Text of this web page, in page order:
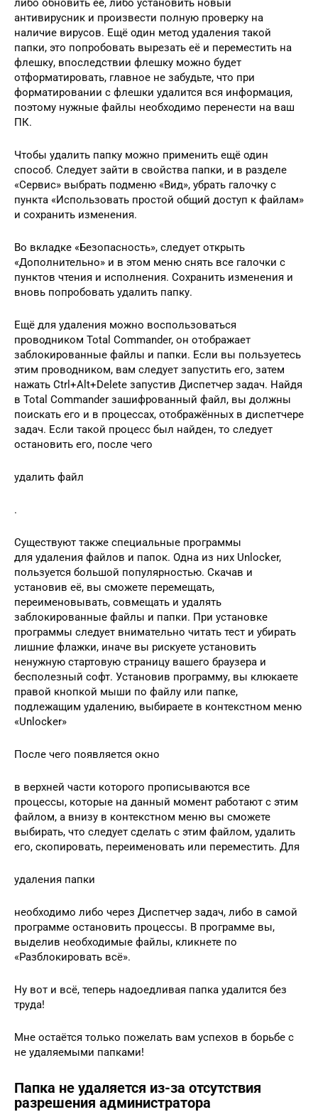
либо обновить её, либо установить новый
антивирусник и произвести полную проверку на
наличие вирусов. Ещё один метод удаления такой
папки, это попробовать вырезать её и переместить на
флешку, впоследствии флешку можно будет
отформатировать, главное не забудьте, что при
форматировании с флешки удалится вся информация,
поэтому нужные файлы необходимо перенести на ваш
ПК.
Чтобы удалить папку можно применить ещё один
способ. Следует зайти в свойства папки, и в разделе
«Сервис» выбрать подменю «Вид», убрать галочку с
пункта «Использовать простой общий доступ к файлам»
и сохранить изменения.
Во вкладке «Безопасность», следует открыть
«Дополнительно» и в этом меню снять все галочки с
пунктов чтения и исполнения. Сохранить изменения и
вновь попробовать удалить папку.
Ещё для удаления можно воспользоваться
проводником Total Commander, он отображает
заблокированные файлы и папки. Если вы пользуетесь
этим проводником, вам следует запустить его, затем
нажать Ctrl+Alt+Delete запустив Диспетчер задач. Найдя
в Total Commander зашифрованный файл, вы должны
поискать его и в процессах, отображённых в диспетчере
задач. Если такой процесс был найден, то следует
остановить его, после чего
удалить файл
.
Существуют также специальные программы
для удаления файлов и папок. Одна из них Unlocker,
пользуется большой популярностью. Скачав и
установив её, вы сможете перемещать,
переименовывать, совмещать и удалять
заблокированные файлы и папки. При установке
программы следует внимательно читать тест и убирать
лишние флажки, иначе вы рискуете установить
ненужную стартовую страницу вашего браузера и
бесполезный софт. Установив программу, вы клюкаете
правой кнопкой мыши по файлу или папке,
подлежащим удалению, выбираете в контекстном меню
«Unlocker»
После чего появляется окно
в верхней части которого прописываются все
процессы, которые на данный момент работают с этим
файлом, а внизу в контекстном меню вы сможете
выбирать, что следует сделать с этим файлом, удалить
его, скопировать, переименовать или переместить. Для
удаления папки
необходимо либо через Диспетчер задач, либо в самой
программе остановить процессы. В программе вы,
выделив необходимые файлы, кликнете по
«Разблокировать всё».
Ну вот и всё, теперь надоедливая папка удалится без
труда!
Мне остаётся только пожелать вам успехов в борьбе с
не удаляемыми папками!
Папка не удаляется из-за отсутствия
разрешения администратора